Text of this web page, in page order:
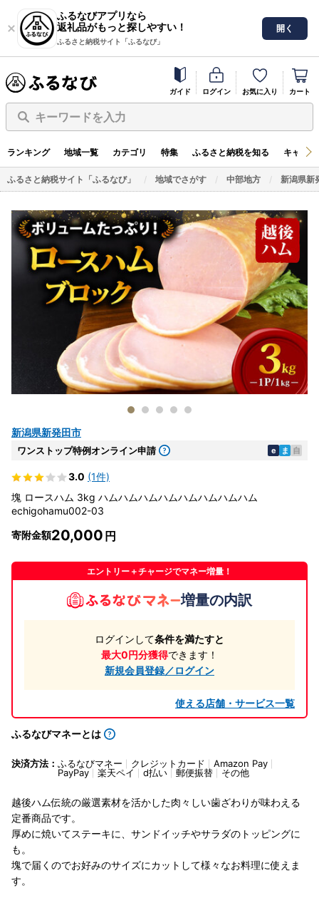
ふるなびアプリなら
返礼品がもっと探しやすい！
ふるさと納税サイト「ふるなび」
開く
ガイド ログイン お気に入り カート
キーワードを入力
ランキング 地域一覧 カテゴリ 特集 ふるさと納税を知る キャン
ふるさと納税サイト「ふるなび」 地域でさがす 中部地方 新潟県新
新潟県新発田市
ワンストップ特例オンライン申請 e ま 自
3.0 (1件)
塊 ロースハム 3kg ハムハムハムハムハムハムハムハム
echigohamu002-03
寄附金額20,000
エントリー＋チャージでマネー増量！
増量の内訳
ログインして条件を満たすと
最大0円分獲得できます！
新規会員登録／ログイン
使える店舗・サービス一覧
ふるなびマネーとは
決済方法： ふるなびマネー クレジットカード
Amazon Pay
PayPay
楽天ペイ d払い 郵便振替 その他
越後ハム伝統の厳選素材を活かした肉々しい歯ざわりが味わえる
定番商品です。
厚めに焼いてステーキに、サンドイッチやサラダのトッピングに
も。
塊で届くのでお好みのサイズにカットして様々なお料理に使えま
す。